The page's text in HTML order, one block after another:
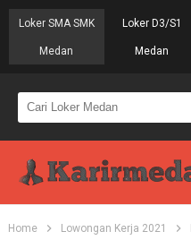
Loker SMA SMK
Medan
Loker D3/S1
Medan
Home Lowongan Kerja 2021